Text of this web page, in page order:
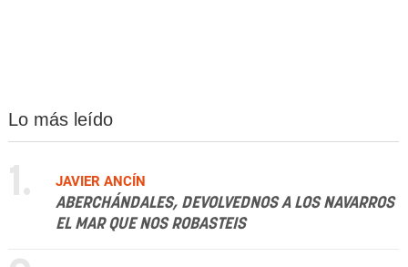
Lo más leído
1.
JAVIER ANCÍN
ABERCHÁNDALES, DEVOLVEDNOS A LOS NAVARROS
EL MAR QUE NOS ROBASTEIS